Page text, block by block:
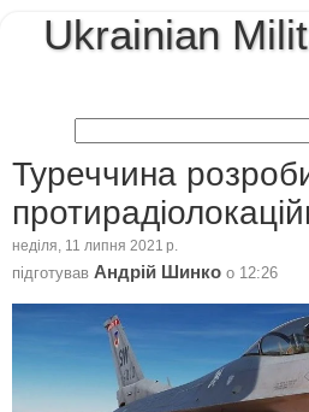
Ukrainian
Туреччина
неділя, 11 липня 2021 р.
підготував Андрій Шинко о 12:26